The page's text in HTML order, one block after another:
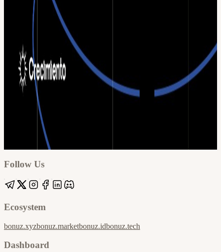
Apple / ICS
Follow Us
Ecosystem
bonuz.xyzbonuz.marketbonuz.idbonuz.tech
Dashboard